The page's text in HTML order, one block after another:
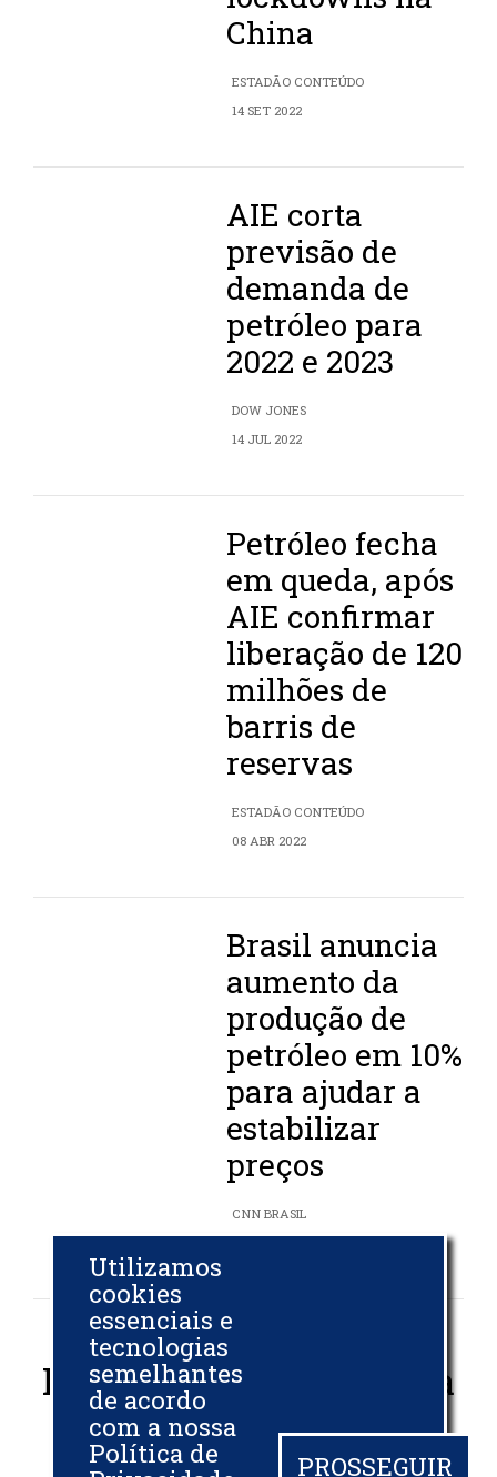
China
ESTADÃO CONTEÚDO
14 SET 2022
AIE corta
previsão de
demanda de
petróleo para
2022 e 2023
DOW JONES
14 JUL 2022
Petróleo fecha
em queda, após
AIE confirmar
liberação de 120
milhões de
barris de
reservas
ESTADÃO CONTEÚDO
08 ABR 2022
Brasil anuncia
aumento da
produção de
petróleo em 10%
para ajudar a
estabilizar
preços
CNN BRASIL
Petróleo mantém queda
e se aproxima do nível
anterior à guerra
Utilizamos
cookies
essenciais e
tecnologias
semelhantes
de acordo
com a nossa
Política de
PROSSEGUIR